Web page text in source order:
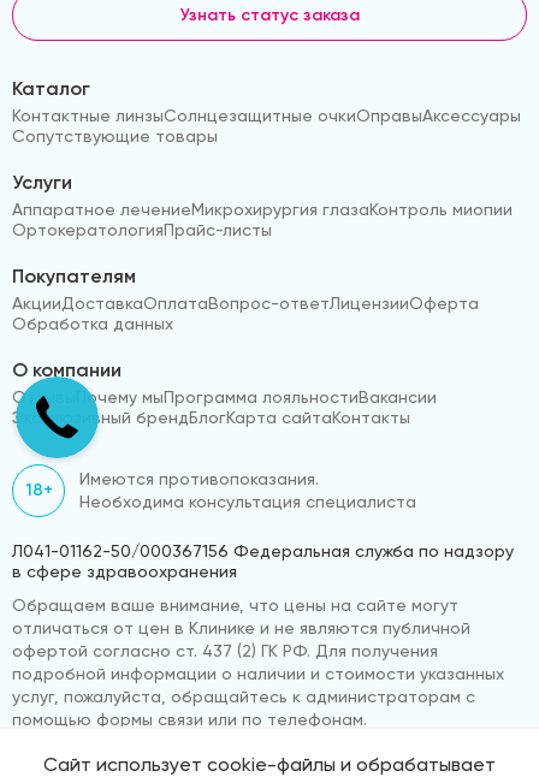
Узнать статус заказа
Каталог
Контактные линзыСолнцезащитные очкиОправыАксессуары
Сопутствующие товары
Услуги
Аппаратное лечениеМикрохирургия глазаКонтроль миопии
ОртокератологияПрайс-листы
Покупателям
АкцииДоставкаОплатаВопрос-ответЛицензииОферта
Обработка данных
О компании
Отзывы Почему мыПрограмма лояльностиВакансии
Эксклюзивный брендБлогКарта сайтаКонтакты
18+
Имеются противопоказания.
Необходима консультация специалиста
Л041-01162-50/000367156 Федеральная служба по надзору
в сфере здравоохранения
Обращаем ваше внимание, что цены на сайте могут
отличаться от цен в Клинике и не являются публичной
офертой согласно ст. 437 (2) ГК РФ. Для получения
подробной информации о наличии и стоимости указанных
услуг, пожалуйста, обращайтесь к администраторам с
помощью формы связи или по телефонам.
Сайт использует cookie-файлы и обрабатывает